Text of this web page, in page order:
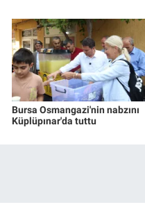
Bursa Osmangazi'nin nabzını
Küplüpınar'da tuttu